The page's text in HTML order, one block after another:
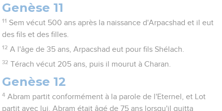
Genèse 11
11 Sem vécut 500 ans après la naissance d'Arpacshad et il eut
des fils et des filles.
12 A l'âge de 35 ans, Arpacshad eut pour fils Shélach.
32 Térach vécut 205 ans, puis il mourut à Charan.
Genèse 12
4 Abram partit conformément à la parole de l'Eternel, et Lot
partit avec lui. Abram était âgé de 75 ans lorsqu'il quitta